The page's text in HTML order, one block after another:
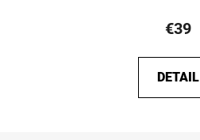
€39
DETAIL